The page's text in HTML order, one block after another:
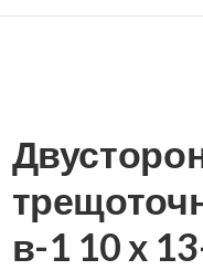
в-1 10 x